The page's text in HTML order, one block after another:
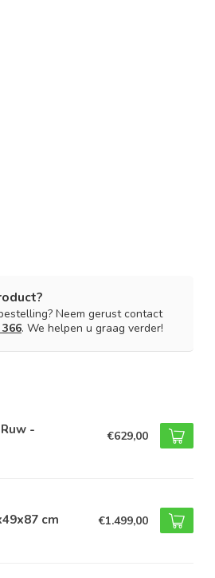
Neem gerust contact
. We helpen u graag verder!
- €629,00
cm €1.499,00